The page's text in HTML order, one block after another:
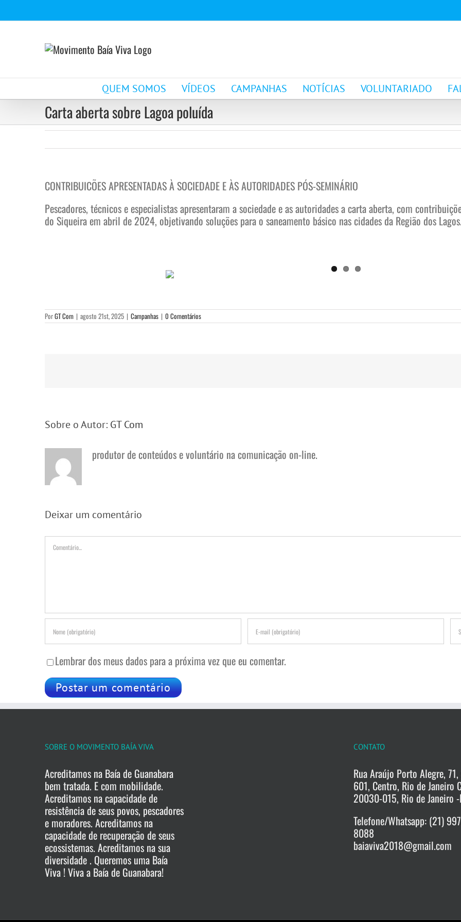
para
QUEM SOMOS VÍDEOS CAMPANHAS NOTÍCIAS VOLUNTARIADO
Carta aberta sobre Lagoa poluída
CONTRIBUICÕES APRESENTADAS À SOCIEDADE E ÀS AUTORIDADES PÓS-SEMINÁRIO
Pescadores, técnicos e especialistas apresentaram a sociedade e as autoridades a carta aberta, com
do Siqueira em abril de 2024, objetivando soluções para o saneamento básico nas cidades da Região dos
PorGT Com | agosto 21st, 2025 | Campanhas | 0 Comentários
Sobre o Autor: GT Com
produtor de conteúdos e voluntário na comunicação on-line.
Deixar um comentário
Comentário
Lembrar dos meus dados para a próxima vez que eu comentar.
SOBRE O MOVIMENTO BAÍA VIVA
Acreditamos na Baía de Guanabara
bem tratada. E com mobilidade.
Acreditamos na capacidade de
resistência de seus povos, pescadores
e moradores. Acreditamos na
capacidade de recuperação de seus
ecossistemas. Acreditamos na sua
diversidade . Queremos uma Baía
Viva ! Viva a Baía de Guanabara!
CONTATO
Rua Araújo Porto Alegre,
601, Centro, Rio de Janeiro
20030-015, Rio de Janeiro
Telefone/Whatsapp: (21)
8088
baiaviva2018@gmail.com